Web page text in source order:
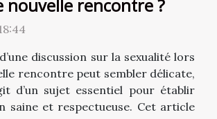
nouvelle rencontre ?
discussion sur la sexualité lors
rencontre peut sembler délicate,
d’un sujet essentiel pour établir
saine et respectueuse. Cet article